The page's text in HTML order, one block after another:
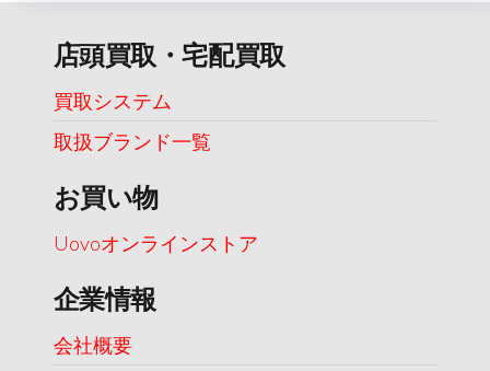
店頭買取・宅配買取
買取システム
取扱ブランド一覧
お買い物
Uovoオンラインストア
企業情報
会社概要